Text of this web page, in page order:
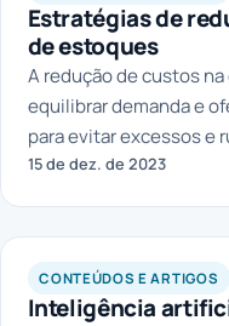
Estratégias de
de estoques
A redução de custos
equilibrar demanda e
para evitar excessos e
15 de dez. de 2023
CONTEÚDOS E ARTIGOS
Inteligência